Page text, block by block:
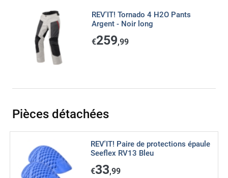
REV'IT! Tornado 4 H2O Pants
Argent - Noir long
€259,99
Pièces détachées
REV'IT! Paire de protections épaule
Seeflex RV13 Bleu
€33,99